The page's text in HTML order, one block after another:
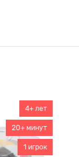
4+ лет
20+ минут
1 игрок